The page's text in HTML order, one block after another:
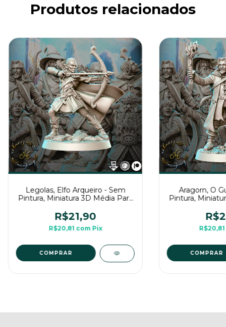
Produtos relacionados
Legolas, Elfo Arqueiro - Sem
Pintura, Miniatura 3D Média Para
R$21,90
R$20,81 com Pix
COMPRAR
Aragorn, O
Pintura,
R$20,81
COMPRAR